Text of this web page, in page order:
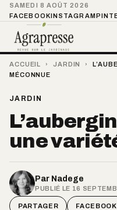
SAMEDI 8 AOÛT 2026
FACEBOOKINSTAGRAM
ACCUEIL › JARDIN ›
MÉCONNUE
JARDIN
une
Par Nadege
PUBLIÉ LE 16
PARTAGER FACEBOOK